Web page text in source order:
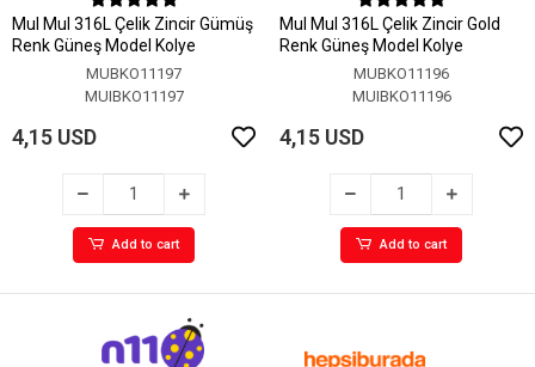
MuI MuI 316L Çelik Zincir Gümüş
Renk Güneş Model Kolye
MUBKO11197
MUIBKO11197
4,15 USD
Add to cart
MuI MuI 316L Çelik Zincir Gold
Renk Güneş Model Kolye
MUBKO11196
MUIBKO11196
4,15 USD
Add to cart